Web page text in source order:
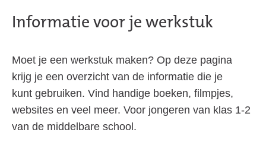
Informatie voor je werkstuk
Moet je een werkstuk maken? Op deze pagina
krijg je een overzicht van de informatie die je
kunt gebruiken. Vind handige boeken, filmpjes,
websites en veel meer. Voor jongeren van klas 1-2
van de middelbare school.